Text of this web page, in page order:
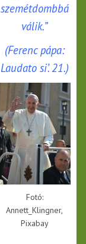
szemétdombbá
válik.”
(Ferenc pápa:
Laudato si’. 21.)
Fotó:
Annett_Klingner,
Pixabay